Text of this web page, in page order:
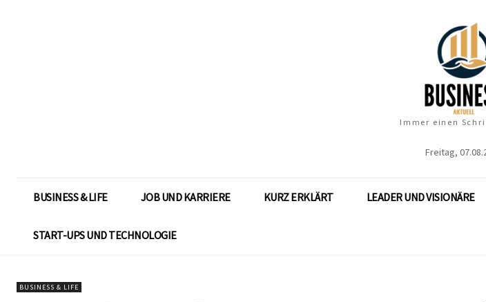
Immer einen
Freitag,
BUSINESS & LIFE JOB UND KARRIERE KURZ ERKLÄRT LEADER UND VISIONÄRE
START-UPS UND TECHNOLOGIE
BUSINESS & LIFE